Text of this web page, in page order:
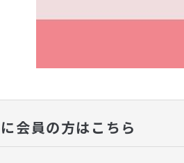
会員の方はこちら